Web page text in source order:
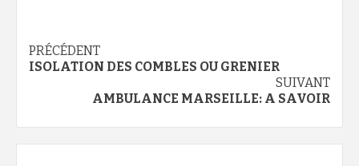
Navigation
PRÉCÉDENT
ISOLATION DES COMBLES OU GRENIER
SUIVANT
AMBULANCE MARSEILLE: A SAVOIR